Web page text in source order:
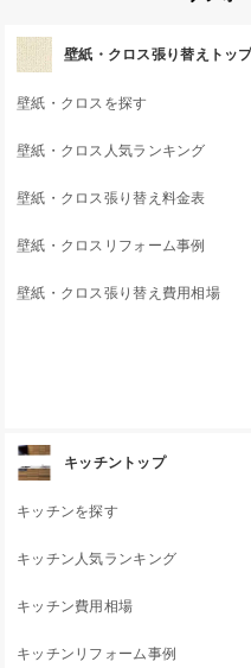
壁紙・クロス張り替えトッ
壁紙・クロスを探す
壁紙・クロス人気ランキング
壁紙・クロス張り替え料金表
壁紙・クロスリフォーム事例
壁紙・クロス張り替え費用相場
キッチントップ
キッチンを探す
キッチン人気ランキング
キッチン費用相場
キッチンリフォーム事例